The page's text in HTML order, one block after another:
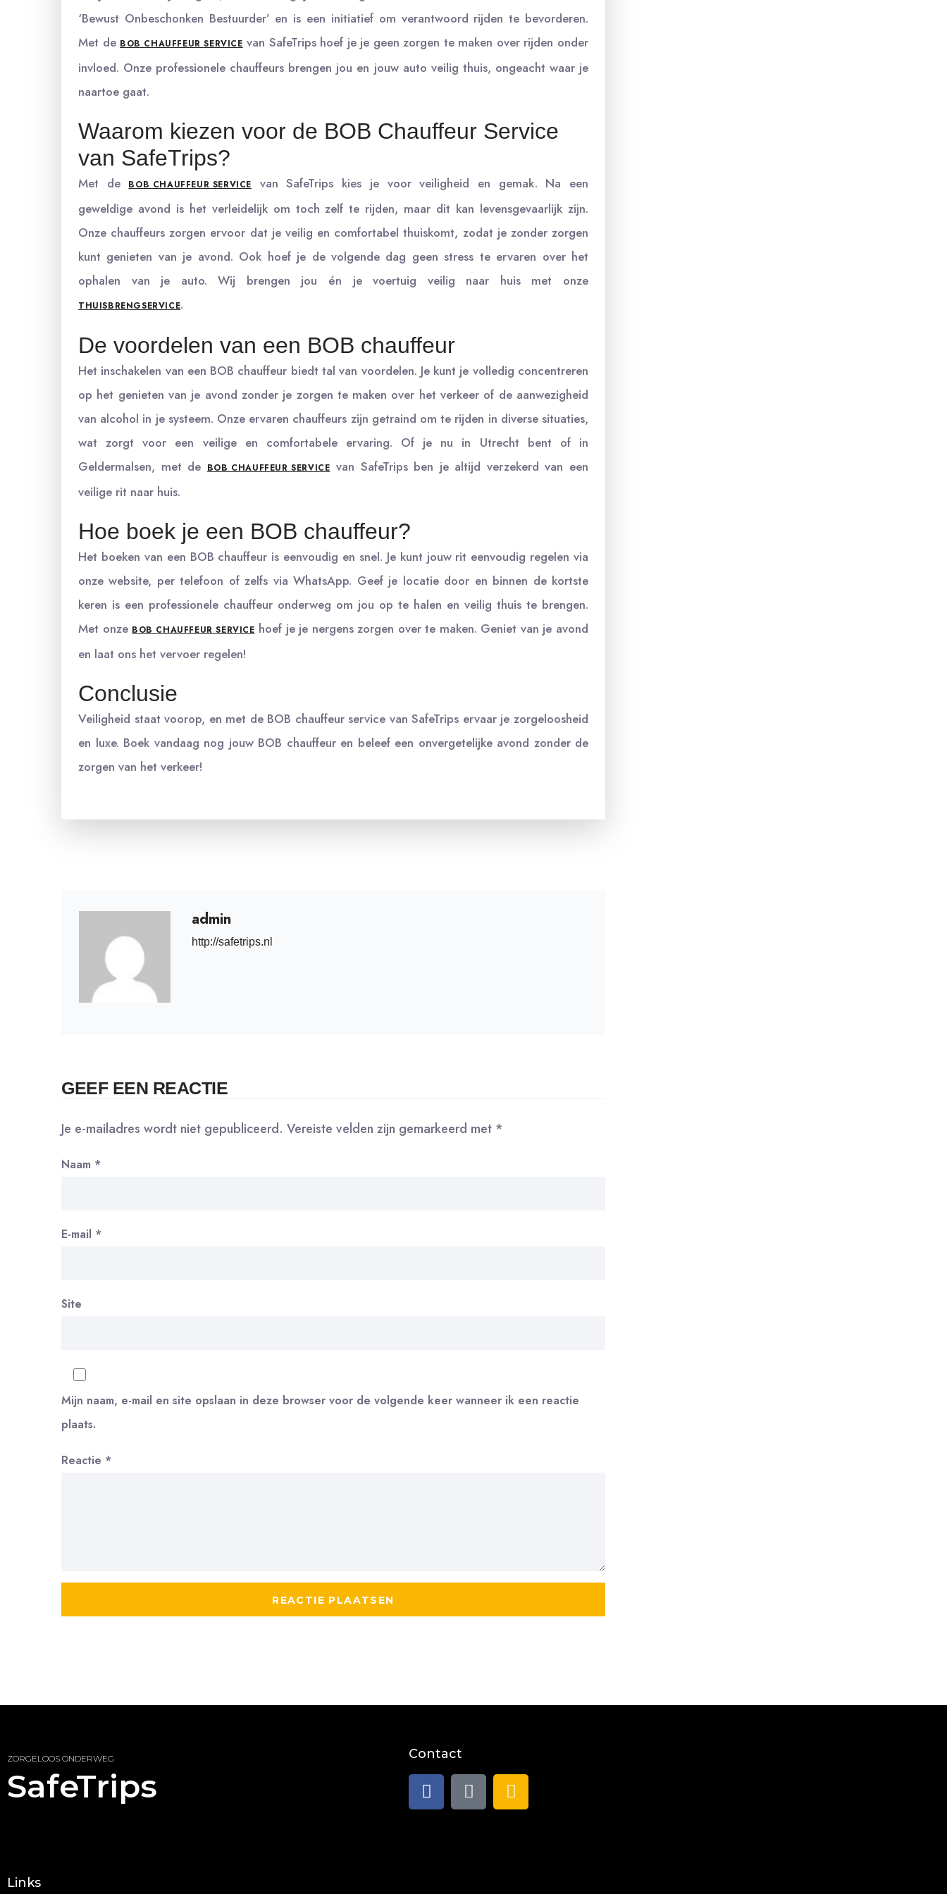
‘Bewust Onbeschonken Bestuurder’ en is een initiatief om verantwoord rijden te bevorderen.
Met de BOB CHAUFFEUR SERVICE van SafeTrips hoef je je geen zorgen te maken over rijden onder
invloed. Onze professionele chauffeurs brengen jou en jouw auto veilig thuis, ongeacht waar je
naartoe gaat.
Waarom kiezen voor de BOB Chauffeur Service
van SafeTrips?
Met de BOB CHAUFFEUR SERVICE
van SafeTrips kies je voor veiligheid en gemak. Na een
geweldige avond is het verleidelijk om toch zelf te rijden, maar dit kan levensgevaarlijk zijn.
Onze chauffeurs zorgen ervoor dat je veilig en comfortabel thuiskomt, zodat je zonder zorgen
kunt genieten van je avond. Ook hoef je de volgende dag geen stress te ervaren over het
ophalen van je auto. Wij brengen jou én je voertuig veilig naar huis met onze
THUISBRENGSERVICE.
De voordelen van een BOB chauffeur
Het inschakelen van een BOB chauffeur biedt tal van voordelen. Je kunt je volledig concentreren
op het genieten van je avond zonder je zorgen te maken over het verkeer of de aanwezigheid
van alcohol in je systeem. Onze ervaren chauffeurs zijn getraind om te rijden in diverse situaties,
wat zorgt voor een veilige en comfortabele ervaring. Of je nu in Utrecht bent of in
Geldermalsen, met de BOB CHAUFFEUR SERVICE van SafeTrips ben je altijd verzekerd van een
veilige rit naar huis.
Hoe boek je een BOB chauffeur?
Het boeken van een BOB chauffeur is eenvoudig en snel. Je kunt jouw rit eenvoudig regelen via
onze website, per telefoon of zelfs via WhatsApp. Geef je locatie door en binnen de kortste
keren is een professionele chauffeur onderweg om jou op te halen en veilig thuis te brengen.
Met onze BOB CHAUFFEUR SERVICE hoef je je nergens zorgen over te maken. Geniet van je avond
en laat ons het vervoer regelen!
Conclusie
Veiligheid staat voorop, en met de BOB chauffeur service van SafeTrips ervaar je zorgeloosheid
en luxe. Boek vandaag nog jouw BOB chauffeur en beleef een onvergetelijke avond zonder de
zorgen van het verkeer!
admin
http://safetrips.nl
GEEF EEN REACTIE
Je e-mailadres wordt niet gepubliceerd. Vereiste velden zijn gemarkeerd met *
Naam *
E-mail *
Site
Mijn naam, e-mail en site opslaan in deze browser voor de volgende keer wanneer ik een reactie
plaats.
Reactie *
ZORGELOOS ONDERWEG
SafeTrips
Contact
Links